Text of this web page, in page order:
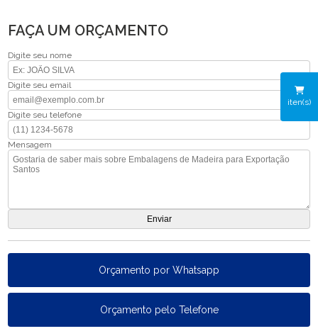
iten(s)
FAÇA UM ORÇAMENTO
Digite seu nome
Digite seu email
Digite seu telefone
Mensagem
Orçamento por Whatsapp
Orçamento pelo Telefone